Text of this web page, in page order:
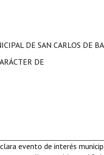
DE SAN CARLOS DE
DE
evento de interés